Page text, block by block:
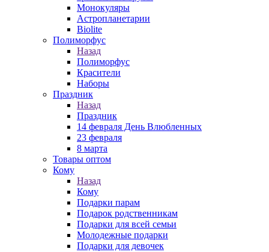
Монокуляры
Астропланетарии
Biolite
Полиморфус
Назад
Полиморфус
Красители
Наборы
Праздник
Назад
Праздник
14 февраля День Влюбленных
23 февраля
8 марта
Товары оптом
Кому
Назад
Кому
Подарки парам
Подарок родственникам
Подарки для всей семьи
Молодежные подарки
Подарки для девочек